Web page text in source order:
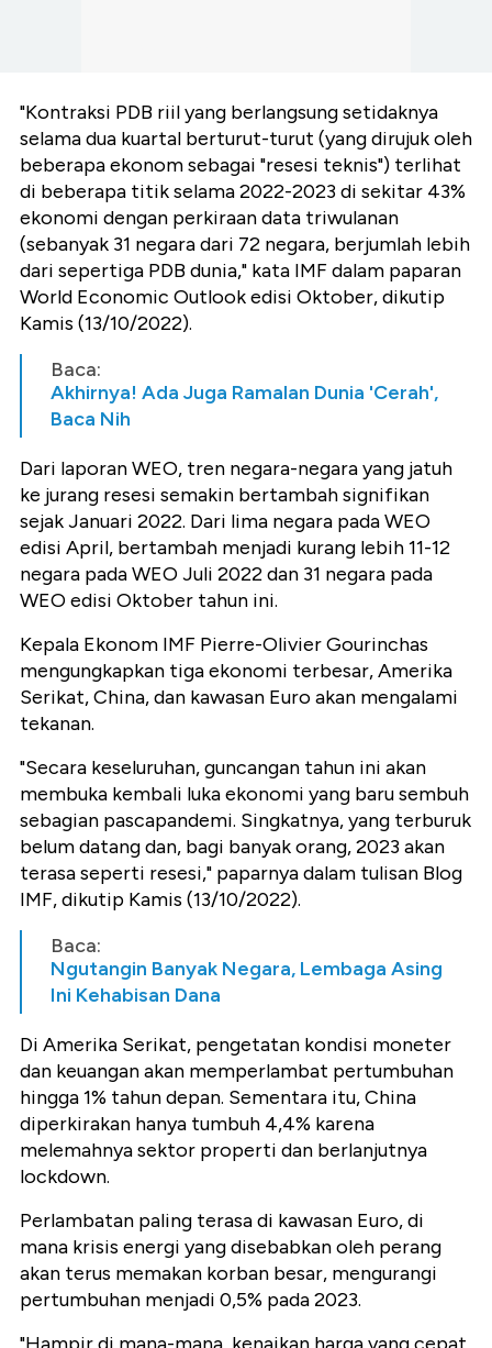
"Kontraksi PDB riil yang berlangsung setidaknya
selama dua kuartal berturut-turut (yang dirujuk oleh
beberapa ekonom sebagai "resesi teknis") terlihat
di beberapa titik selama 2022-2023 di sekitar 43%
ekonomi dengan perkiraan data triwulanan
(sebanyak 31 negara dari 72 negara, berjumlah lebih
dari sepertiga PDB dunia," kata IMF dalam paparan
World Economic Outlook edisi Oktober, dikutip
Kamis (13/10/2022).
Baca:
Akhirnya! Ada Juga Ramalan Dunia 'Cerah',
Baca Nih
Dari laporan WEO, tren negara-negara yang jatuh
ke jurang resesi semakin bertambah signifikan
sejak Januari 2022. Dari lima negara pada WEO
edisi April, bertambah menjadi kurang lebih 11-12
negara pada WEO Juli 2022 dan 31 negara pada
WEO edisi Oktober tahun ini.
Kepala Ekonom IMF Pierre-Olivier Gourinchas
mengungkapkan tiga ekonomi terbesar, Amerika
Serikat, China, dan kawasan Euro akan mengalami
tekanan.
"Secara keseluruhan, guncangan tahun ini akan
membuka kembali luka ekonomi yang baru sembuh
sebagian pascapandemi. Singkatnya, yang terburuk
belum datang dan, bagi banyak orang, 2023 akan
terasa seperti resesi," paparnya dalam tulisan Blog
IMF, dikutip Kamis (13/10/2022).
Baca:
Ngutangin Banyak Negara, Lembaga Asing
Ini Kehabisan Dana
Di Amerika Serikat, pengetatan kondisi moneter
dan keuangan akan memperlambat pertumbuhan
hingga 1% tahun depan. Sementara itu, China
diperkirakan hanya tumbuh 4,4% karena
melemahnya sektor properti dan berlanjutnya
lockdown.
Perlambatan paling terasa di kawasan Euro, di
mana krisis energi yang disebabkan oleh perang
akan terus memakan korban besar, mengurangi
pertumbuhan menjadi 0,5% pada 2023.